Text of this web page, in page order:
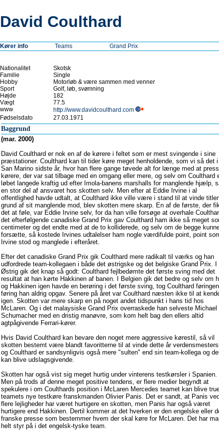
David Coulthard
Kører info Teams Grand Prix
Nationalitet
Skotsk
Familie
Single
Hobby
Motorløb & være sammen med venner
Sport
Golf, løb, svømning
Højde
182
Vægt
77.5
www
http://www.davidcoulthard.com
Fødselsdato
27.03.1971
Baggrund
(mar. 2000)
David Coulthard er nok en af de kørere i feltet som er mest svingende i sine
præstationer. Coulthard kan til tider køre meget henholdende, som vi så det i
San Marino sidste år, hvor han flere gange tøvede alt for længe med at
kørere, der var sat tilbage med en omgang eller mere, og selv om Coulthard
løbet langede kraftig ud efter Imola-banens marshalls for manglende hjælp,
en stor del af ansvaret hos skotten selv. Men efter at Eddie Irvine i al
offentlighed havde udtalt, at Coulthard ikke ville være i stand til at vinde
grund af sit manglende mod, blev skotten mere skarp. En af de første, der
det at føle, var Eddie Irvine selv, for da han ville forsøge at overhale
det efterfølgende canadiske Grand Prix gav Coulthard ham ikke så meget
centimeter og det endte med at de to kolliderede, og selv om de begge
forsætte, så kostede Irvines udtalelser ham nogle værdifulde point, point
Irvine stod og manglede i efteråret.
Efter det canadiske Grand Prix gik Coulthard mere radikalt til værks og han
udfordrede team-kollegaen i både det østrigske og det belgiske Grand Prix. I
Østrig gik det knap så godt: Coulthard fejlbedømte det første sving med det
resultat at han kørte Hakkinen af banen. I Belgien gik det bedre og selv om
og Hakkinen igen havde en berøring i det første sving, tog Coulthard
føring han aldrig opgav. Senere på året var Coulthard næsten ikke til at
igen. Skotten var mere skarp en på noget andet tidspunkt i hans tid hos
McLaren. Og i det malaysiske Grand Prix overraskede han selveste Michael
Schumacher med en dristig manøvre, som kom helt bag den ellers altid
agtpågivende Ferrari-kører.
Hvis David Coulthard kan bevare den noget mere aggressive kørestil, så vil
skotten bestemt være blandt favoritterne til at vinde dette år
og Coulthard er sandsynligvis også mere "sulten" end sin team-kollega og
kan blive udslagsgivende.
Skotten har også vist sig meget hurtig under vinterens testkørsler i Spanien.
Men på trods af denne meget positive tendens, er flere medier begyndt at
spekulere i om Coulthards position i McLaren Mercedes teamet kan blive
teamets nye testkøre franskmanden Olivier Panis. Det er sandt, at Panis
flere lejligheder har været hurtigere en skotten, men Panis har også været
hurtigere end Hakkinen. Dertil kommer at det hverken er den engelske eller
franske presse som bestemmer hvem der skal køre for McLaren. Det har
helt styr på i det engelsk-tyske team.